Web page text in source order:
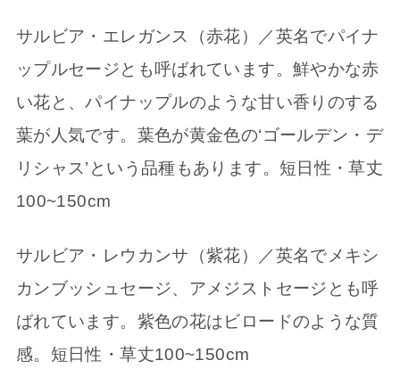
サルビア・エレガンス（赤花）／英名でパイナ
ップルセージとも呼ばれています。鮮やかな赤
い花と、パイナップルのような甘い香りのする
葉が人気です。葉色が黄金色の‘ゴールデン・デ
リシャス’という品種もあります。短日性・草丈
100~150cm
サルビア・レウカンサ（紫花）／英名でメキシ
カンブッシュセージ、アメジストセージとも呼
ばれています。紫色の花はビロードのような質
感。短日性・草丈100~150cm